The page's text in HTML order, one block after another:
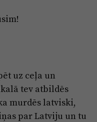
uz ceļa un
tev atbildēs
murdēs latviski,
par Latviju un tu